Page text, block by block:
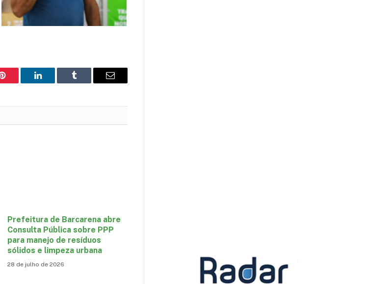
Pinterest LinkedIn Tumblr
E-
Prefeitura de Barcarena abre
Consulta Pública sobre PPP
para manejo de resíduos
sólidos e limpeza urbana
28 de julho de 2026